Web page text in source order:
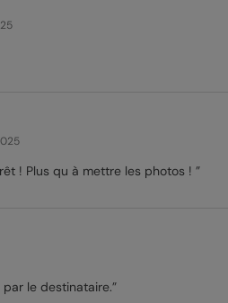
! Plus qu à mettre les photos ! ”
le destinataire.”